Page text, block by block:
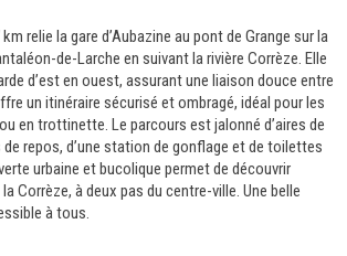
relie la gare d’Aubazine au pont de Grange sur la
de-Larche en suivant la rivière Corrèze. Elle
d’est en ouest, assurant une liaison douce entre
un itinéraire sécurisé et ombragé, idéal pour les
en trottinette. Le parcours est jalonné d’aires de
repos, d’une station de gonflage et de toilettes
urbaine et bucolique permet de découvrir
Corrèze, à deux pas du centre-ville. Une belle
à tous.